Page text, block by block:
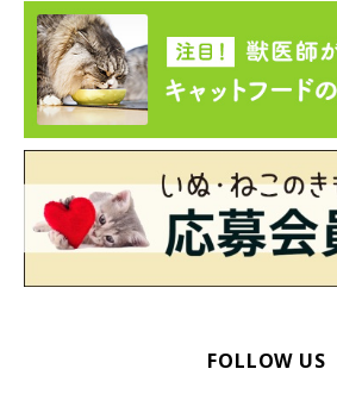
人の食べ物には、猫が口にすると体に悪
ます。猫が飼い主さんの食べ物に興味を
るのはNGです。
すい臓の病気は多くありませんが、かか
愛猫を病気から守るため、予防を心がけ
参考／「ねこのきもち」2016年11月号
黙の臓器"だから 進行すると怖い 肝臓と
物病院外科長 浅野和之先生）FOLLOW US